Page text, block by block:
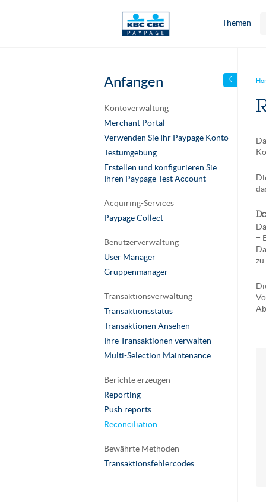
Themen
Anfangen
Kontoverwaltung
Merchant Portal
Verwenden Sie Ihr Paypage Konto
Testumgebung
Erstellen und konfigurieren Sie
Ihren Paypage Test Account
Acquiring-Services
Paypage Collect
Benutzerverwaltung
User Manager
Gruppenmanager
Transaktionsverwaltung
Transaktionsstatus
Transaktionen Ansehen
Ihre Transaktionen verwalten
Multi-Selection Maintenance
Berichte erzeugen
Reporting
Push reports
Reconciliation
Bewährte Methoden
Transaktionsfehlercodes
=